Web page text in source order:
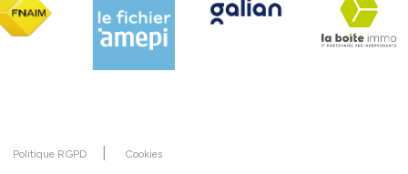
Politique RGPD Cookies